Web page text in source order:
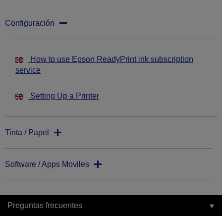
Configuración
How to use Epson ReadyPrint ink subscription
service
Setting Up a Printer
Tinta / Papel
Software / Apps Moviles
Preguntas frecuentes